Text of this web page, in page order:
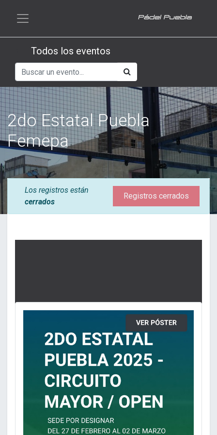
Todos los eventos
2do Estatal Puebla
Femepa
Los registros están
cerrados
Registros cerrados